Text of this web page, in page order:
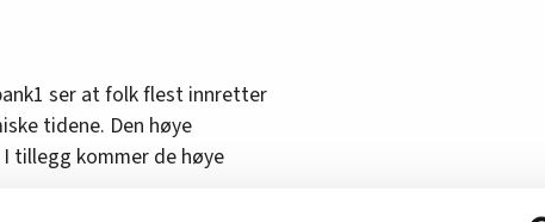
ser at folk flest innretter
tidene. Den høye
tillegg kommer de høye